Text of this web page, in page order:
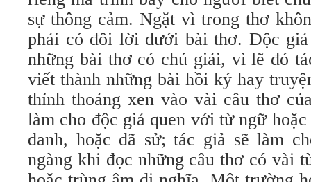
sự thông cảm. Ngặt vì trong thơ
phải có đôi lời dưới bài thơ. Độc giả
những bài thơ có chú giải, vì lẽ đó
viết thành những bài hồi ký hay
thỉnh thoảng xen vào vài câu thơ
làm cho độc giả quen với từ ngữ
danh, hoặc dã sử; tác giả sẽ làm
ngàng khi đọc những câu thơ có vài